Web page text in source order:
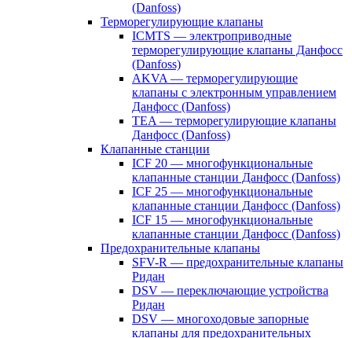
(Danfoss)
Терморегулирующие клапаны
ICMTS — электроприводные
терморегулирующие клапаны Данфосс
(Danfoss)
AKVA — терморегулирующие
клапаны с электронным управлением
Данфосс (Danfoss)
TEA — терморегулирующие клапаны
Данфосс (Danfoss)
Клапанные станции
ICF 20 — многофункциональные
клапанные станции Данфосс (Danfoss)
ICF 25 — многофункциональные
клапанные станции Данфосс (Danfoss)
ICF 15 — многофункциональные
клапанные станции Данфосс (Danfoss)
Предохранительные клапаны
SFV-R — предохранительные клапаны
Ридан
DSV — переключающие устройства
Ридан
DSV — многоходовые запорные
клапаны для предохранительных